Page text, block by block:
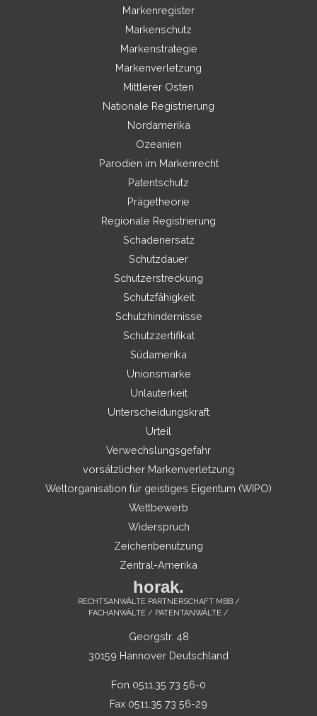
Markenregister
Markenschutz
Markenstrategie
Markenverletzung
Mittlerer Osten
Nationale Registrierung
Nordamerika
Ozeanien
Parodien im Markenrecht
Patentschutz
Prägetheorie
Regionale Registrierung
Schadenersatz
Schutzdauer
Schutzerstreckung
Schutzfähigkeit
Schutzhindernisse
Schutzzertifikat
Südamerika
Unionsmarke
Unlauterkeit
Unterscheidungskraft
Urteil
Verwechslungsgefahr
vorsätzlicher Markenverletzung
Weltorganisation für geistiges Eigentum (WIPO)
Wettbewerb
Widerspruch
Zeichenbenutzung
Zentral-Amerika
horak.
RECHTSANWÄLTE PARTNERSCHAFT MBB /
FACHANWÄLTE / PATENTANWÄLTE /
Georgstr. 48
30159 Hannover Deutschland
Fon 0511.35 73 56-0
Fax 0511.35 73 56-29